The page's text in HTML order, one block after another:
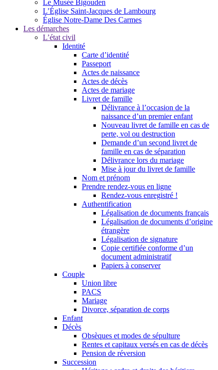
Le Musée Bigouden
L’Église Saint-Jacques de Lambourg
Église Notre-Dame Des Carmes
Les démarches
L’état civil
Identité
Carte d’identité
Passeport
Actes de naissance
Actes de décès
Actes de mariage
Livret de famille
Délivrance à l’occasion de la
naissance d’un premier enfant
Nouveau livret de famille en cas de
perte, vol ou destruction
Demande d’un second livret de
famille en cas de séparation
Délivrance lors du mariage
Mise à jour du livret de famille
Nom et prénom
Prendre rendez-vous en ligne
Rendez-vous enregistré !
Authentification
Légalisation de documents français
Légalisation de documents d’origine
étrangère
Légalisation de signature
Copie certifiée conforme d’un
document administratif
Papiers à conserver
Couple
Union libre
PACS
Mariage
Divorce, séparation de corps
Enfant
Décès
Obsèques et modes de sépulture
Rentes et capitaux versés en cas de décès
Pension de réversion
Succession